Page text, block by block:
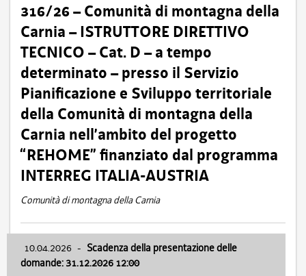
316/26 – Comunità di montagna della
Carnia – ISTRUTTORE DIRETTIVO
TECNICO – Cat. D – a tempo
determinato – presso il Servizio
Pianificazione e Sviluppo territoriale
della Comunità di montagna della
Carnia nell’ambito del progetto
“REHOME” finanziato dal programma
INTERREG ITALIA-AUSTRIA
Comunità di montagna della Carnia
10.04.2026 - Scadenza della presentazione delle
domande: 31.12.2026 12:00